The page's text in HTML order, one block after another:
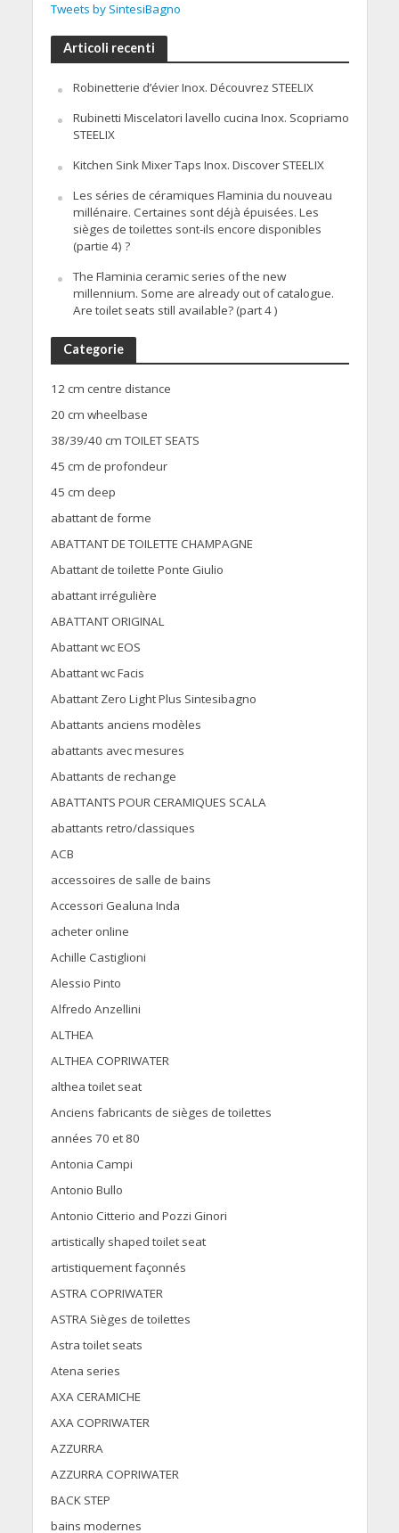
Tweets by SintesiBagno
Articoli recenti
Robinetterie d’évier Inox. Découvrez STEELIX
Rubinetti Miscelatori lavello cucina Inox. Scopriamo
STEELIX
Kitchen Sink Mixer Taps Inox. Discover STEELIX
Les séries de céramiques Flaminia du nouveau
millénaire. Certaines sont déjà épuisées. Les
sièges de toilettes sont-ils encore disponibles
(partie 4) ?
The Flaminia ceramic series of the new
millennium. Some are already out of catalogue.
Are toilet seats still available? (part 4 )
Categorie
12 cm centre distance
20 cm wheelbase
38/39/40 cm TOILET SEATS
45 cm de profondeur
45 cm deep
abattant de forme
ABATTANT DE TOILETTE CHAMPAGNE
Abattant de toilette Ponte Giulio
abattant irrégulière
ABATTANT ORIGINAL
Abattant wc EOS
Abattant wc Facis
Abattant Zero Light Plus Sintesibagno
Abattants anciens modèles
abattants avec mesures
Abattants de rechange
ABATTANTS POUR CERAMIQUES SCALA
abattants retro/classiques
ACB
accessoires de salle de bains
Accessori Gealuna Inda
acheter online
Achille Castiglioni
Alessio Pinto
Alfredo Anzellini
ALTHEA
ALTHEA COPRIWATER
althea toilet seat
Anciens fabricants de sièges de toilettes
années 70 et 80
Antonia Campi
Antonio Bullo
Antonio Citterio and Pozzi Ginori
artistically shaped toilet seat
artistiquement façonnés
ASTRA COPRIWATER
ASTRA Sièges de toilettes
Astra toilet seats
Atena series
AXA CERAMICHE
AXA COPRIWATER
AZZURRA
AZZURRA COPRIWATER
BACK STEP
bains modernes